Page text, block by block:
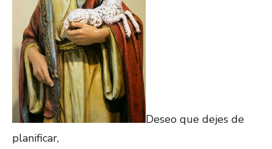
Deseo que dejes de
planificar,